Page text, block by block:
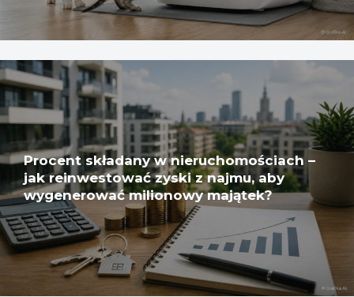
Procent składany w nieruchomościach –
jak reinwestować zyski z najmu, aby
wygenerować milionowy majątek?